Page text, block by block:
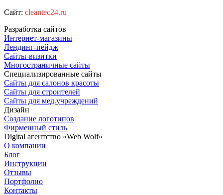
Сайт: cleantec24.ru
Разработка сайтов
Интернет-магазины
Лендинг-пейдж
Сайты-визитки
Многостраничные сайты
Специализированные сайты
Сайты для салонов красоты
Сайты для строителей
Сайты для мед.учреждений
Дизайн
Создание логотипов
Фирменный стиль
Digital агентство «Web Wolf»
О компании
Блог
Инструкции
Отзывы
Портфолио
Контакты